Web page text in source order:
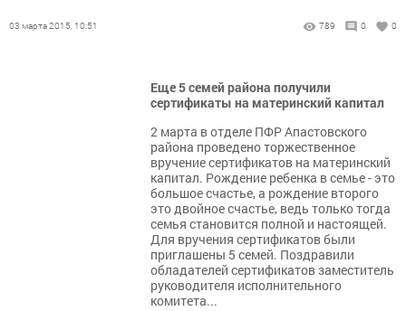
03 марта 2015, 10:51 789 0 0
Еще 5 семей района получили
сертификаты на материнский капитал
2 марта в отделе ПФР Апастовского
района проведено торжественное
вручение сертификатов на материнский
капитал. Рождение ребенка в семье - это
большое счастье, а рождение второго
это двойное счастье, ведь только тогда
семья становится полной и настоящей.
Для вручения сертификатов были
приглашены 5 семей. Поздравили
обладателей сертификатов заместитель
руководителя исполнительного
комитета...